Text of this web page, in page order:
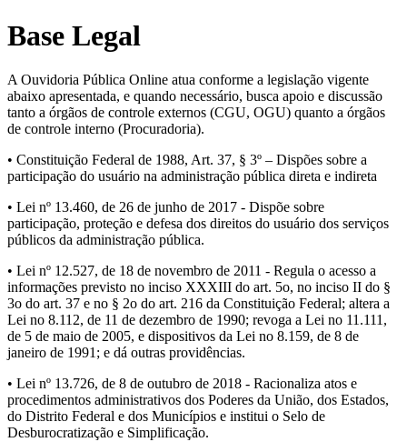
Base Legal
A Ouvidoria Pública Online atua conforme a legislação vigente
abaixo apresentada, e quando necessário, busca apoio e discussão
tanto a órgãos de controle externos (CGU, OGU) quanto a órgãos
de controle interno (Procuradoria).
• Constituição Federal de 1988, Art. 37, § 3º – Dispões sobre a
participação do usuário na administração pública direta e indireta
• Lei nº 13.460, de 26 de junho de 2017 - Dispõe sobre
participação, proteção e defesa dos direitos do usuário dos serviços
públicos da administração pública.
• Lei nº 12.527, de 18 de novembro de 2011 - Regula o acesso a
informações previsto no inciso XXXIII do art. 5o, no inciso II do §
3o do art. 37 e no § 2o do art. 216 da Constituição Federal; altera a
Lei no 8.112, de 11 de dezembro de 1990; revoga a Lei no 11.111,
de 5 de maio de 2005, e dispositivos da Lei no 8.159, de 8 de
janeiro de 1991; e dá outras providências.
• Lei nº 13.726, de 8 de outubro de 2018 - Racionaliza atos e
procedimentos administrativos dos Poderes da União, dos Estados,
do Distrito Federal e dos Municípios e institui o Selo de
Desburocratização e Simplificação.